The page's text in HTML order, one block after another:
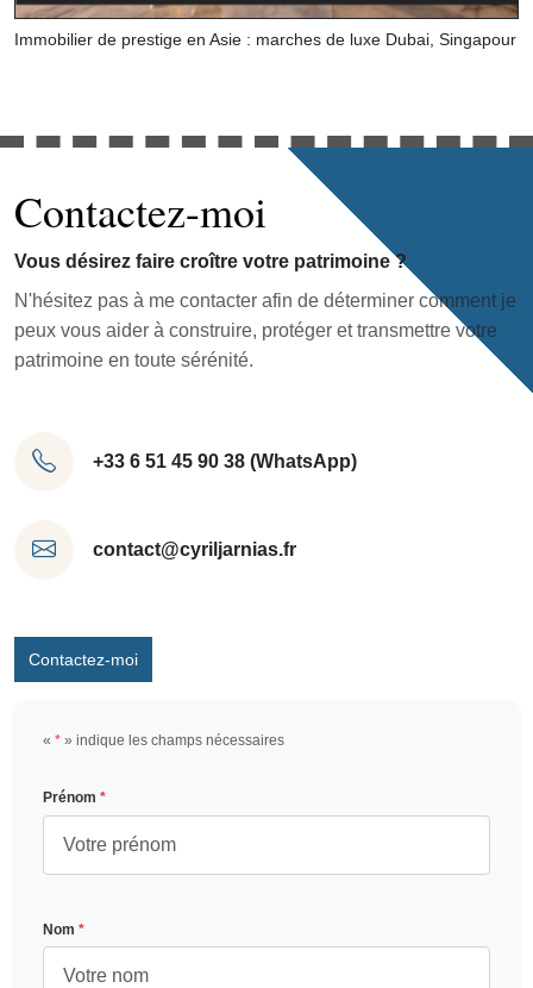
Immobilier de prestige en Asie : marches de luxe Dubai, Singapour
Contactez-moi
Vous désirez faire croître votre patrimoine ?
N'hésitez pas à me contacter afin de déterminer comment je
peux vous aider à construire, protéger et transmettre votre
patrimoine en toute sérénité.
+33 6 51 45 90 38 (WhatsApp)
contact@cyriljarnias.fr
Contactez-moi
« * » indique les champs nécessaires
Prénom *
Nom *